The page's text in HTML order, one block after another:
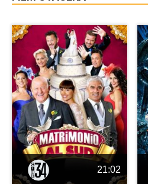
21:02